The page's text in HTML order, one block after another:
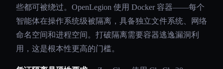
些都可被绕过。OpenLegion 使用 Docker 容器——每个
智能体在操作系统级被隔离，具备独立文件系统、网络
命名空间和进程空间。打破隔离需要容器逃逸漏洞利
用，这是根本性更高的门槛。